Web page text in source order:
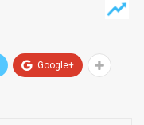
Google+